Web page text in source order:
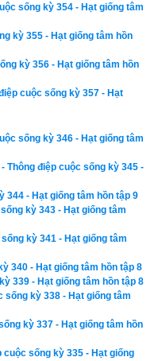
biên tập chuyên mục giác ngộ
sống kỳ 354 - Hạt giống tâm
kỳ 355 - Hạt giống tâm hồn
kỳ 356 - Hạt giống tâm hồn
cuộc sống kỳ 357 - Hạt
sống kỳ 346 - Hạt giống tâm
Thông điệp cuộc sống kỳ 345 -
344 - Hạt giống tâm hồn tập 9
kỳ 343 - Hạt giống tâm
kỳ 341 - Hạt giống tâm
340 - Hạt giống tâm hồn tập 8
339 - Hạt giống tâm hồn tập 8
sống kỳ 338 - Hạt giống tâm
kỳ 337 - Hạt giống tâm hồn
cuộc sống kỳ 335 - Hạt giống